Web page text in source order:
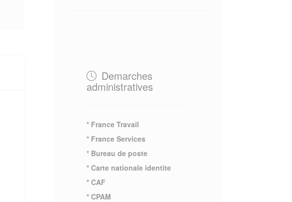
Demarches
administratives
* France Travail
* France Services
* Bureau de poste
* Carte nationale identite
* CAF
* CPAM